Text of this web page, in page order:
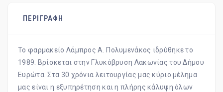
ΠΕΡΙΓΡΑΦΗ
Το φαρμακείο Λάμπρος Α. Πολυμενάκος ιδρύθηκε το
1989. Βρίσκεται στην Γλυκόβρυση Λακωνίας του Δήμου
Ευρώτα. Στα 30 χρόνια λειτουργίας μας κύριο μέλημα
μας είναι η εξυπηρέτηση και η πλήρης κάλυψη όλων